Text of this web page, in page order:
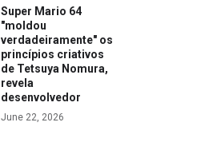
Super Mario 64
"moldou
verdadeiramente" os
princípios criativos
de Tetsuya Nomura,
revela
desenvolvedor
June 22, 2026